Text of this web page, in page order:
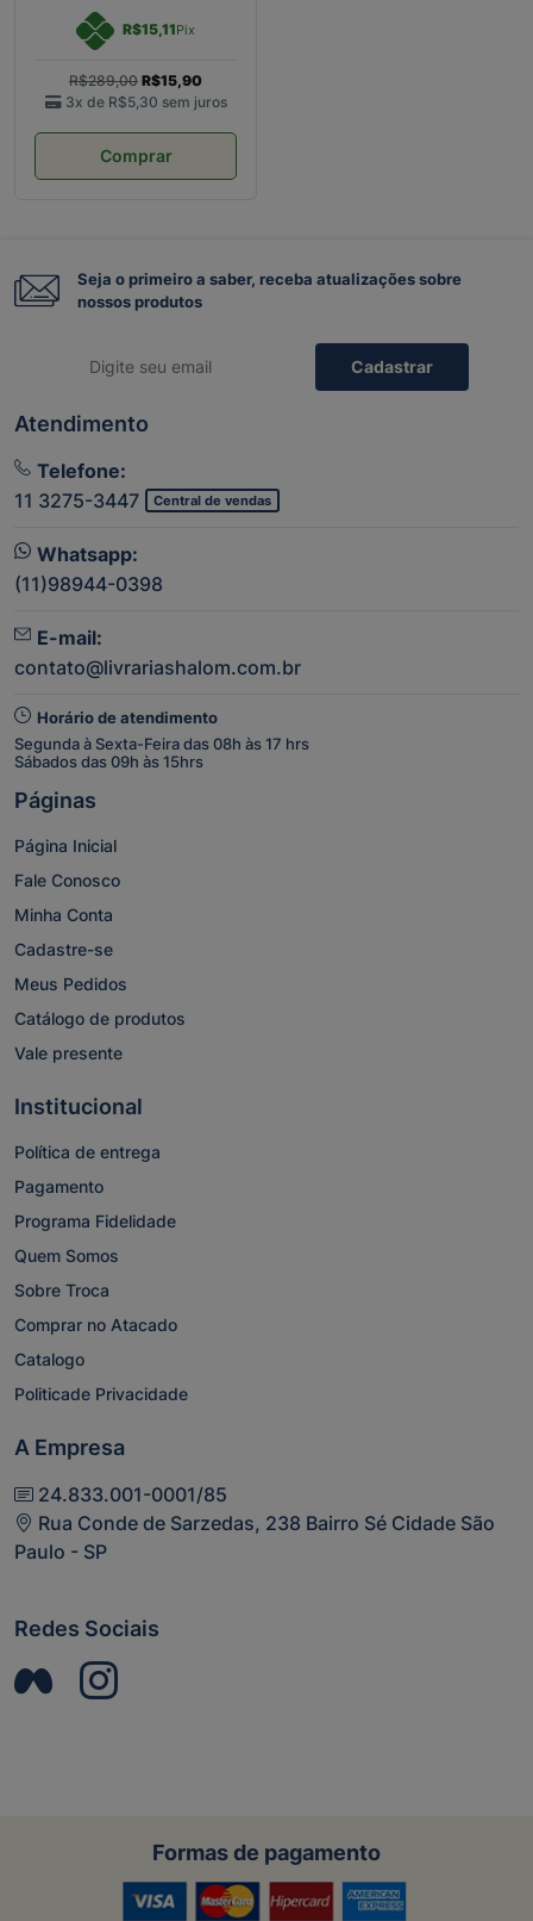
R$15,11Pix
R$289,00 R$15,90
3x de R$5,30 sem juros
Comprar
Seja o primeiro a saber, receba atualizações sobre
nossos produtos
Cadastrar
Atendimento
Telefone:
11 3275-3447
Central de vendas
Whatsapp:
(11)98944-0398
E-mail:
contato@livrariashalom.com.br
Horário de atendimento
Segunda à Sexta-Feira das 08h às 17 hrs
Sábados das 09h às 15hrs
Páginas
Página Inicial
Fale Conosco
Minha Conta
Cadastre-se
Meus Pedidos
Catálogo de produtos
Vale presente
Institucional
Política de entrega
Pagamento
Programa Fidelidade
Quem Somos
Sobre Troca
Comprar no Atacado
Catalogo
Politicade Privacidade
A Empresa
24.833.001-0001/85
Rua Conde de Sarzedas, 238 Bairro Sé Cidade São
Paulo - SP
Redes Sociais
Formas de pagamento